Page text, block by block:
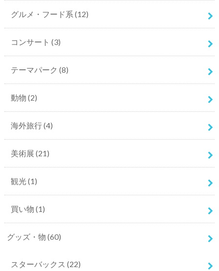
グルメ・フード系 (12)
コンサート (3)
テーマパーク (8)
動物 (2)
海外旅行(4)
美術展 (21)
観光(1)
買い物 (1)
グッズ・物 (60)
スターバックス (22)